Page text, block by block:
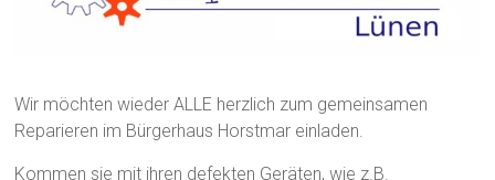
Wir möchten wieder ALLE herzlich zum gemeinsamen
Reparieren im Bürgerhaus Horstmar einladen.
Kommen sie mit ihren defekten Geräten, wie z.B.